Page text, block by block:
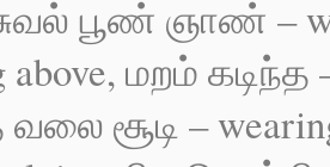
பூண் ஞாண் –
above, மறம்
வலை சூடி –